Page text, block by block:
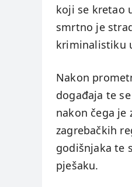
koji se kretao
smrtno je
kriminalistiku
Nakon
događaja te
nakon čega
zagrebačkih
godišnjaka te
pješaku.